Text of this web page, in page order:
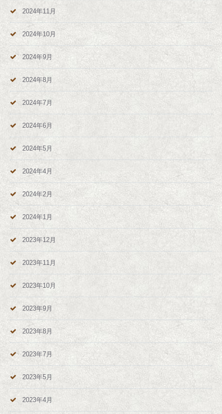
2024年11月
2024年10月
2024年9月
2024年8月
2024年7月
2024年6月
2024年5月
2024年4月
2024年2月
2024年1月
2023年12月
2023年11月
2023年10月
2023年9月
2023年8月
2023年7月
2023年5月
2023年4月